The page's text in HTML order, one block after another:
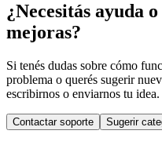
¿Necesitás ayuda
mejoras?
Si tenés dudas sobre cómo
problema o querés sugerir
escribirnos o enviarnos tu idea.
Contactar soporte Sugerir